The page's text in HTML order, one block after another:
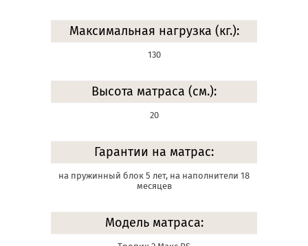
Максимальная нагрузка (кг.):
130
Высота матраса (см.):
20
Гарантии на матрас:
на пружинный блок 5 лет, на наполнители 18
месяцев
Модель матраса: